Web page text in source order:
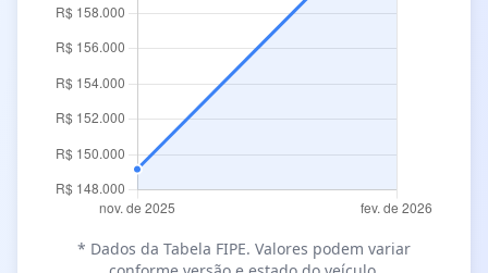
* Dados da Tabela FIPE. Valores podem variar